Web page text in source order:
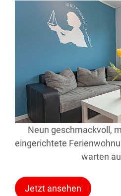
Neun geschmackvoll,
eingerichtete
warten
Jetzt ansehen